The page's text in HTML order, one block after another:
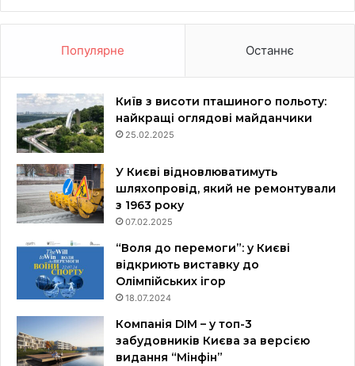
Популярне Останнє
Київ з висоти пташиного польоту:
найкращі оглядові майданчики
25.02.2025
У Києві відновлюватимуть
шляхопровід, який не ремонтували
з 1963 року
07.02.2025
“Воля до перемоги”: у Києві
відкриють виставку до
Олімпійських ігор
18.07.2024
Компанія DIM – у топ-3
забудовників Києва за версією
видання “Мінфін”